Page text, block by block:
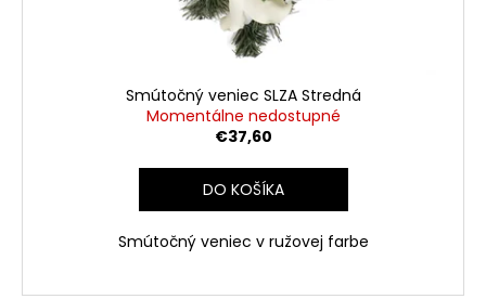
Smútočný veniec SLZA Stredná
Momentálne nedostupné
€37,60
DO KOŠÍKA
Smútočný veniec v ružovej farbe